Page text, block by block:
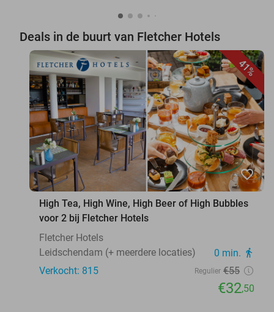
Deals in de buurt van Fletcher Hotels
41%
favorite_border
High Tea, High Wine, High Beer of High Bubbles
voor 2 bij Fletcher Hotels
Fletcher Hotels
Leidschendam (+ meerdere locaties)
0 min. directions_walk
Verkocht: 815 Regulier €55
€32,50